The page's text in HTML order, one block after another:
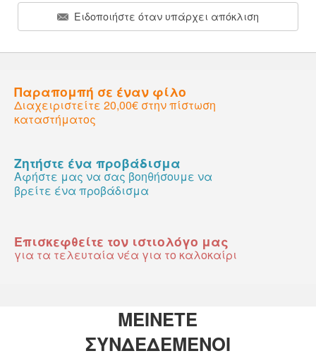
Ειδοποιήστε όταν υπάρχει απόκλιση
Παραπομπή σε έναν φίλο
Διαχειριστείτε 20,00€ στην πίστωση
καταστήματος
Ζητήστε ένα προβάδισμα
Αφήστε μας να σας βοηθήσουμε να
βρείτε ένα προβάδισμα
Επισκεφθείτε τον ιστιολόγο μας
για τα τελευταία νέα για το καλοκαίρι
ΜΕΙΝΕΤΕ
ΣΥΝΔΕΔΕΜΕΝΟΙ